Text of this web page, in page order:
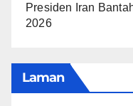
Presiden Iran
2026
Laman